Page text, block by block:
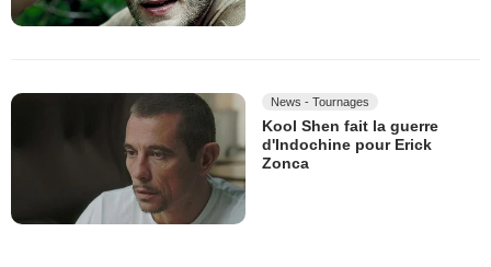
News - Tournages
Kool Shen fait la guerre
d'Indochine pour Erick
Zonca